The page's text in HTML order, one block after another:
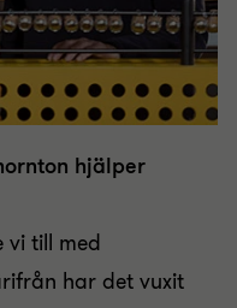
hjälper
vi till med
har det vuxit